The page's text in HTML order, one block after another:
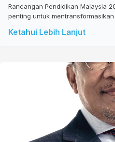
Rancangan Pendidikan Malaysia
penting untuk mentransformasikan
Ketahui Lebih Lanjut